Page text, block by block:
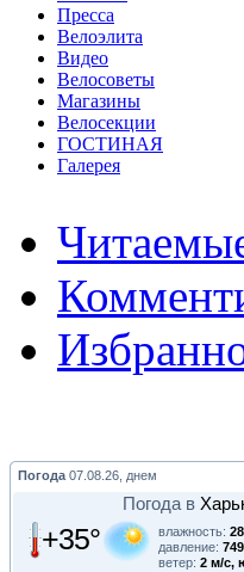
Пресса
Велоэлита
Видео
Велосоветы
Магазины
Велосекции
ГОСТИНАЯ
Галерея
Погода 07.08.26, днем
Погода в
+35° влажность:
давление:
ветер: 2 м/с,